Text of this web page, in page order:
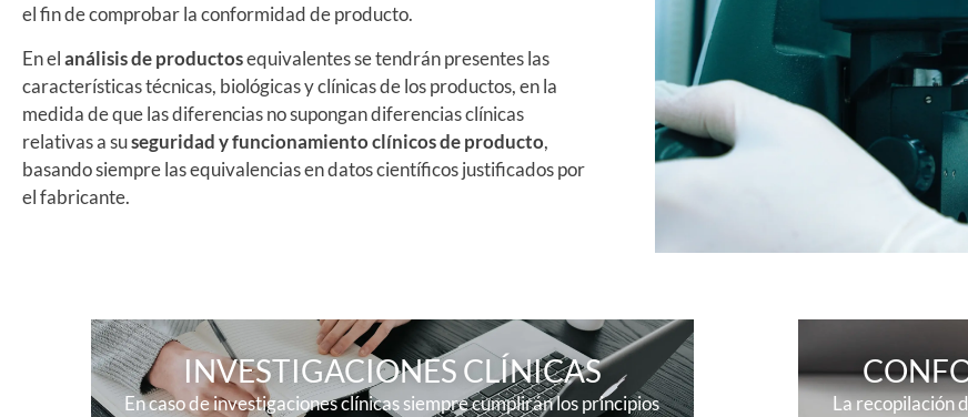
el fin de comprobar la conformidad de producto.
En elanálisis de productosequivalentes se tendrán presentes las
características técnicas, biológicas y clínicas de los productos, en la
medida de que las diferencias no supongan diferencias clínicas
relativas a suseguridad yfuncionamiento clínicos de producto,
basando siempre las equivalencias en datos científicos justificados por
el fabricante.
INVESTIGACIONES CLÍNICAS
En caso de investigaciones clínicas siempre cumplirán los principios
La recopilación